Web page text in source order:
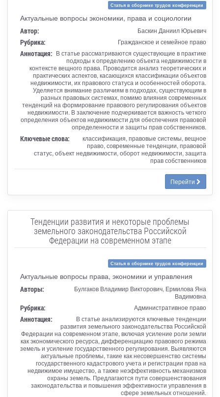
Статья в сборнике трудов конференции
Актуальные вопросы экономики, права и социологии
Автор: Баскин Даниил Юрьевич
Рубрика: Гражданское и семейное право
Аннотация: В статье рассматриваются существующие в практике
подходы к определению объекта недвижимости в
контексте вещного права. Проводится анализ теоретических и
практических аспектов, касающихся классификации объектов
недвижимости, их правового статуса и особенностей оборота.
Уделяется внимание различиям в подходах, существующим в
разных правовых системах, помимо влияния современных
тенденций на формирование правового регулирования объектов
недвижимости. В заключение подчеркивается важность четкого
определения объектов недвижимости для обеспечения правовой
определенности и защиты прав собственников.
Ключевые слова:
классификация, правовые системы, вещное
право, современные тенденции, правовой
статус, объект недвижимости, оборот недвижимости, защита
прав собственников
Перейти
Тенденции развития и некоторые проблемы
земельного законодательства Российской
Федерации на современном этапе
Статья в сборнике трудов конференции
Актуальные вопросы права, экономики и управления
Авторы:
Булгаков Владимир Викторович, Ермилова Яна
Вадимовна
Рубрика: Административное право
Аннотация:
В статье анализируются ключевые тенденции
развития земельного законодательства Российской
Федерации на современном этапе, включая усиление роли земли
как экономического ресурса, дифференциацию правового режима
земель и усиление государственного регулирования. Выявляются
актуальные проблемы, такие как несовершенство системы
государственного кадастрового учета и регистрации прав на
недвижимое имущество, а также неэффективность механизмов
охраны земель. Предлагаются пути совершенствования
законодательства и повышения эффективности управления в
сфере земельных отношений.